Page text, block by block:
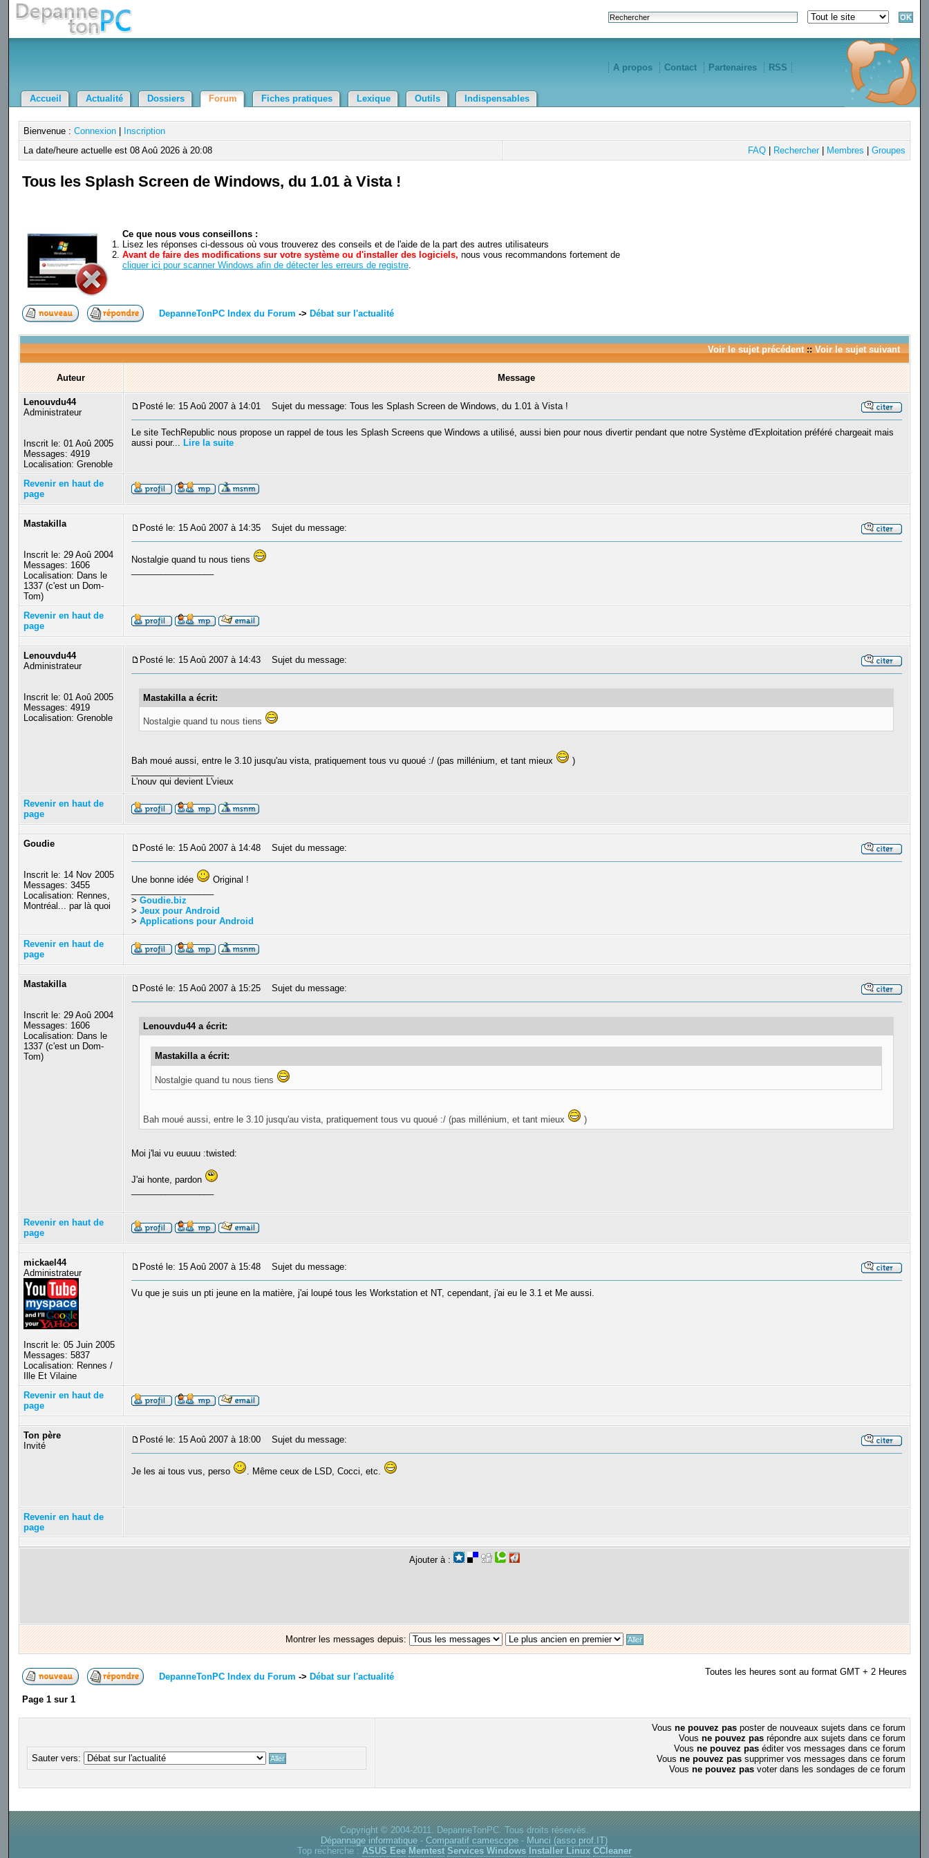
A propos Contact Partenaires RSS
Accueil Actualité Dossiers Forum Fiches pratiques Lexique Outils Indispensables
Bienvenue : Connexion|
Inscription
La date/heure actuelle est 08 Aoû 2026 à 20:08
FAQ| Rechercher| Membres Groupes
Tous les Splash Screen de Windows, du 1.01 à Vista !
Ce que nous vous conseillons :
Lisez les réponses ci-dessous où vous trouverez des conseils et de l'aide de la part des autres utilisateurs
Avant de faire des modifications sur votre système ou d'installer des logiciels, nous vous recommandons fortement de
cliquer ici pour scanner Windows afin de détecter les erreurs de registre.
DepanneTonPC Index du Forum -> Débat sur l'actualité
Voir le sujet précédent:: Voir le sujet suivant
Auteur Message
Lenouvdu44
Administrateur
Inscrit le: 01 Aoû 2005
Messages: 4919
Localisation: Grenoble
Posté le: 15 Aoû 2007 à 14:01 Sujet du message: Tous les Splash Screen de Windows, du 1.01 à Vista !
Le site TechRepublic nous propose un rappel de tous les Splash Screens que Windows a utilisé, aussi bien pour nous divertir pendant que notre Système d'Exploitation préféré chargeait mais
aussi pour... Lire la suite
Revenir en haut de
page
Mastakilla
Inscrit le: 29 Aoû 2004
Messages: 1606
Localisation: Dans le
1337 (c'est un Dom-
Tom)
Posté le: 15 Aoû 2007 à 14:35 Sujet du message:
Nostalgie quand tu nous tiens
Revenir en haut de
page
Lenouvdu44
Administrateur
Inscrit le: 01 Aoû 2005
Messages: 4919
Localisation: Grenoble
Posté le: 15 Aoû 2007 à 14:43 Sujet du message:
Mastakilla a écrit:
Nostalgie quand tu nous tiens
Bah moué aussi, entre le 3.10 jusqu'au vista, pratiquement tous vu quoué :/ (pas millénium, et tant mieux
)
L'nouv qui devient L'vieux
Revenir en haut de
page
Goudie
Inscrit le: 14 Nov 2005
Messages: 3455
Localisation: Rennes,
Montréal... par là quoi
Posté le: 15 Aoû 2007 à 14:48 Sujet du message:
Une bonne idée
Original !
> Goudie.biz
> Jeux pour Android
> Applications pour Android
Revenir en haut de
page
Mastakilla
Inscrit le: 29 Aoû 2004
Messages: 1606
Localisation: Dans le
1337 (c'est un Dom-
Tom)
Posté le: 15 Aoû 2007 à 15:25 Sujet du message:
Lenouvdu44 a écrit:
Mastakilla a écrit:
Nostalgie quand tu nous tiens
Bah moué aussi, entre le 3.10 jusqu'au vista, pratiquement tous vu quoué :/ (pas millénium, et tant mieux )
Moi j'lai vu euuuu :twisted:
J'ai honte, pardon
Revenir en haut de
page
mickael44
Administrateur
Inscrit le: 05 Juin 2005
Messages: 5837
Localisation: Rennes /
Ille Et Vilaine
Posté le: 15 Aoû 2007 à 15:48 Sujet du message:
Vu que je suis un pti jeune en la matière, j'ai loupé tous les Workstation et NT, cependant, j'ai eu le 3.1 et Me aussi.
Revenir en haut de
page
Ton père
Invité
Posté le: 15 Aoû 2007 à 18:00 Sujet du message:
Je les ai tous vus, perso . Même ceux de LSD, Cocci, etc.
Revenir en haut de
page
Ajouter à :
Montrer les messages depuis:
DepanneTonPC Index du Forum -> Débat sur l'actualité Toutes les heures sont au format GMT + 2 Heures
Page 1sur 1
Sauter vers:
Vous ne pouvez pasposter de nouveaux sujets dans ce forum
Vous ne pouvez pasrépondre aux sujets dans ce forum
Vous ne pouvez paséditer vos messages dans ce forum
Vous ne pouvez passupprimer vos messages dans ce forum
Vous ne pouvez pasvoter dans les sondages de ce forum
Copyright © 2004-2011. DepanneTonPC. Tous droits réservés.
Dépannage informatique -Comparatif camescope - Munci (asso prof.IT)
Top recherche : ASUS Eee Memtest Services Windows Installer Linux CCleaner